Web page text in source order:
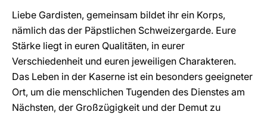
Liebe Gardisten, gemeinsam bildet ihr ein Korps,
nämlich das der Päpstlichen Schweizergarde. Eure
Stärke liegt in euren Qualitäten, in eurer
Verschiedenheit und euren jeweiligen Charakteren.
Das Leben in der Kaserne ist ein besonders geeigneter
Ort, um die menschlichen Tugenden des Dienstes am
Nächsten, der Großzügigkeit und der Demut zu